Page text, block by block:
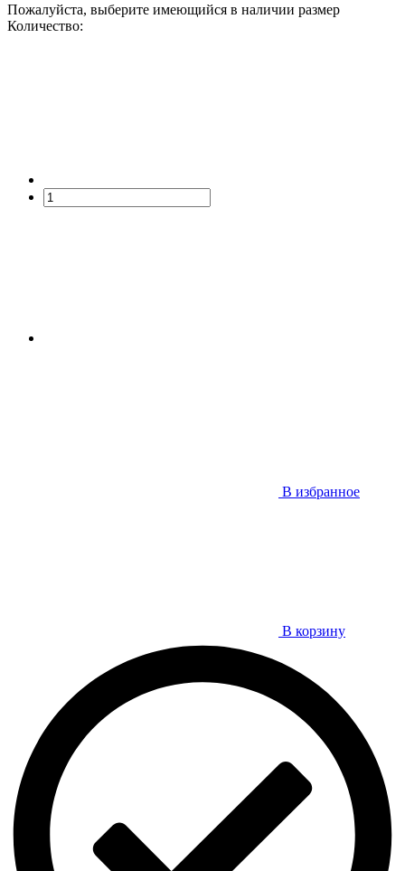
Пожалуйста, выберите имеющийся в наличии размер
Количество:
В избранное
В корзину